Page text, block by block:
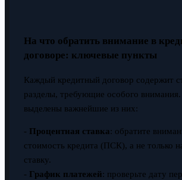
На что обратить внимание в
договоре: ключевые пункты
Каждый кредитный договор содержит
разделы, требующие особого
выделены важнейшие из них:
- Процентная ставка: обратите
стоимость кредита (ПСК), а не только
ставку.
- График платежей: проверьте дату